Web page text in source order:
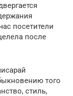
посетители
после
того
стиль,